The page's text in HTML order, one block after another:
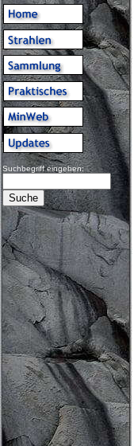
Suchbegriff eingeben: